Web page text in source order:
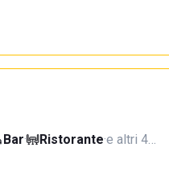
Bar· Ristorante·e altri 4…